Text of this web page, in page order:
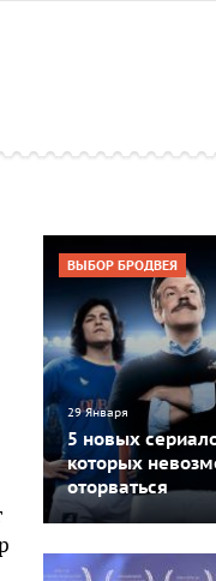
ВЫБОР БРОДВЕЯ
29 Января
5 новых
которых
оторваться